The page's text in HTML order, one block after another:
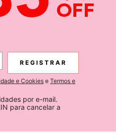
Inscreva-se
REGISTRAR
e Cookies e Termos e
por e-mail.
para cancelar a